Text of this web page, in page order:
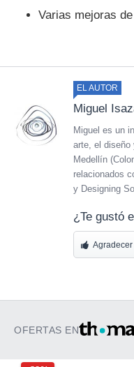
Varias mejoras
EL AUTOR
Miguel
Miguel es un
arte, el diseño
Medellín
relacionados
y Designing
¿Te gustó
OFERTAS EN